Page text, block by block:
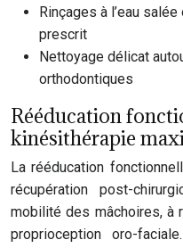
Rinçages à l’eau
prescrit
Nettoyage délicat
orthodontiques
Rééducation
kinésithérapie
La rééducation
récupération post-
mobilité des mâchoires, à
proprioception oro-